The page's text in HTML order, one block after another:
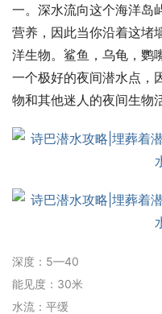
一。深水流向这个海洋岛
营养，因此当你沿着这堵
洋生物。鲨鱼，乌龟，鹦
一个极好的夜间潜水点，
物和其他迷人的夜间生物
深度：5—40
能见度：30米
水流：平缓